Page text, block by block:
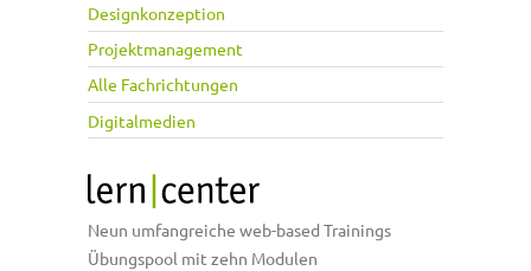
Designkonzeption
Projektmanagement
Alle Fachrichtungen
Digitalmedien
Neun umfangreiche web-based Trainings
Übungspool mit zehn Modulen